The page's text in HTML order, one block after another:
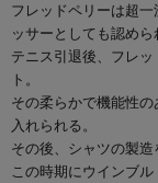
フレッドペリーは超
ッサーとしても認めら
テニス引退後、フレ
ト。
その柔らかで機能性
入れられる。
その後、シャツの製造
この時期にウインブ